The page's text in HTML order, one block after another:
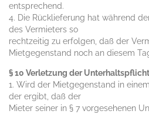
entsprechend.
4. Die Rücklieferung hat während
des Vermieters so
rechtzeitig zu erfolgen, daß der
Mietgegenstand noch an diesem
§ 10 Verletzung der Unterhaltspflicht
1. Wird der Mietgegenstand in
der ergibt, daß der
Mieter seiner in § 7 vorgesehenen